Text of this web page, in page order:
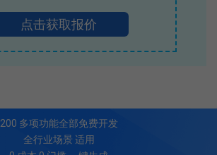
点击获取报价
200 多项功能全部免费开发
全行业场景 适用